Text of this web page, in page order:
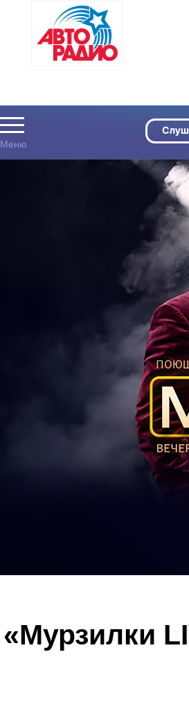
«Мурзилки